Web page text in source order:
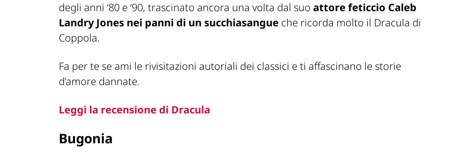
degli anni ‘80 e ‘90, trascinato ancora una volta dal suo attore feticcio Caleb
Landry Jones nei panni di un succhiasangue che ricorda molto il Dracula di
Coppola.
Fa per te se ami le rivisitazioni autoriali dei classici e ti affascinano le storie
d’amore dannate.
Leggi la recensione di Dracula
Bugonia